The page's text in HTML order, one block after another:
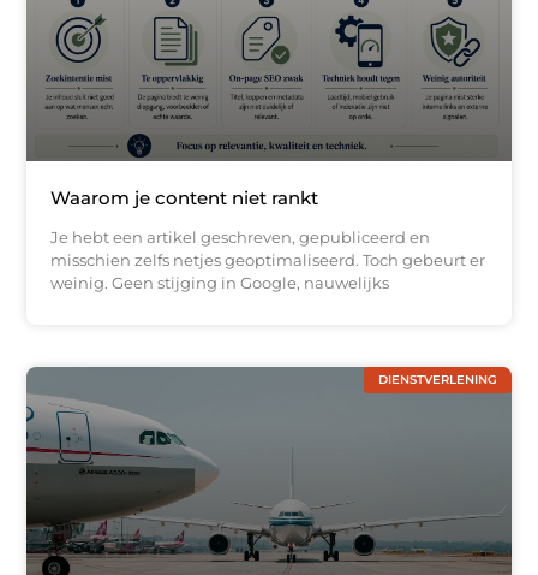
Waarom je content niet rankt
Je hebt een artikel geschreven, gepubliceerd en
misschien zelfs netjes geoptimaliseerd. Toch gebeurt er
weinig. Geen stijging in Google, nauwelijks
DIENSTVERLENING